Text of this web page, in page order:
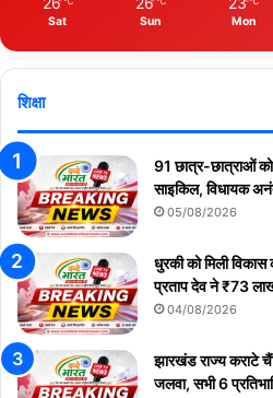
Sat Sun Mon
शिक्षा
91 छात्र-छात्राओं को
साइकिल, विधायक
05/08/2026
धुरकी को मिली
प्रताप देव ने ₹73
04/08/2026
झारखंड राज्य कराटे
जलवा, सभी 6